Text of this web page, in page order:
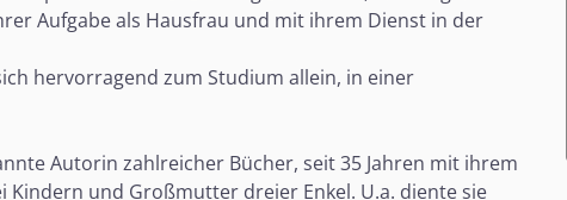
Aufgabe als Hausfrau und mit ihrem Dienst in der
hervorragend zum Studium allein, in einer
Autorin zahlreicher Bücher, seit 35 Jahren mit ihrem
Kindern und Großmutter dreier Enkel. U.a. diente sie